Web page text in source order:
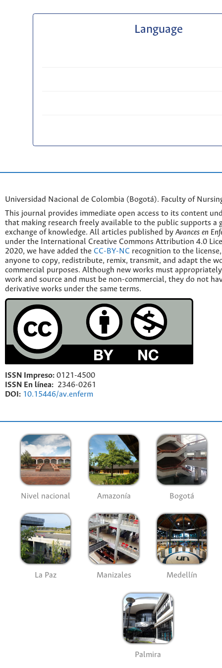
Language
Universidad Nacional de Colombia (Bogotá). Faculty of
This journal provides immediate open access to its content
that making research freely available to the public supports a
exchange of knowledge. All articles published by Avances en
under the International Creative Commons Attribution 4.0
2020, we have added the CC-BY-NC recognition to the
anyone to copy, redistribute, remix, transmit, and adapt the
commercial purposes. Although new works must
work and source and must be non-commercial, they do not
derivative works under the same terms.
ISSN Impreso: 0121-4500
ISSN En línea: 2346-0261
DOI: 10.15446/av.enferm
Nivel nacional Amazonía Bogotá
La Paz Manizales Medellín
Palmira